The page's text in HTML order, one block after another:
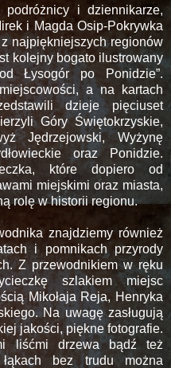
i dziennikarze,
i Magda Osip-Pokrywka
najpiękniejszych regionów
kolejny bogato ilustrowany
Łysogór po Ponidzie”.
a na kartach
dzieje pięciuset
Góry Świętokrzyskie,
Jędrzejowski, Wyżynę
oraz Ponidzie.
które dopiero od
miejskimi oraz miasta,
rolę w historii regionu.
znajdziemy również
i pomnikach przyrody
Z przewodnikiem w ręku
szlakiem miejsc
Mikołaja Reja, Henryka
Na uwagę zasługują
jakości, piękne fotografie.
liśćmi drzewa bądź też
bez trudu można